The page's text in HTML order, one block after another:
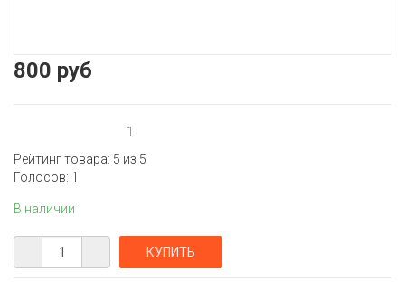
800 руб
1
Рейтинг товара: 5 из 5
Голосов: 1
В наличии